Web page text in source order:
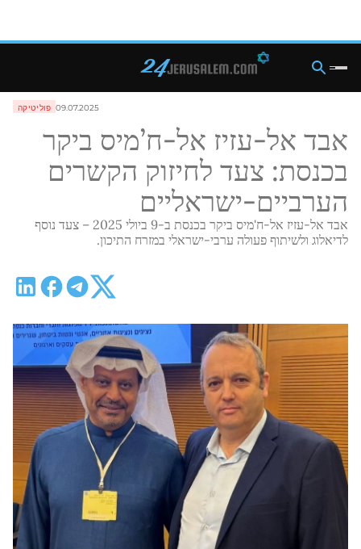
פוליטיקה 09.07.2025
אבד אל-עזיז אל-ח’מיס ביקר
בכנסת: צעד לחיזוק הקשרים
הערביים-ישראליים
אבד אל-עזיז אל-ח'מיס ביקר בכנסת ב-9 ביולי 2025 – צעד נוסף
לדיאלוג ולשיתוף פעולה ערבי-ישראלי במזרח התיכון.